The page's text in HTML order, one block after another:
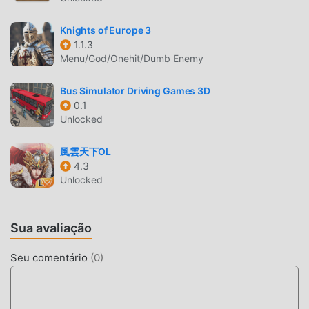
Sistema de Múltiplas Civilizações
diversas civilizações, cada uma oferecendo estilos
tecnológicas únicas.
MULTIPLAYER GLOBAL
Diplomacia de Alianças
para participar de cercos massivos e coordene o
compartilhamento de recursos com jogadores de todo
persistente e expansivo, repleto de campos neutros,
pontos de recursos e fortalezas inimigas para
conquista estratégica.
Knights of Europe 3
1.1.3
Menu/God/Onehit/Dumb Enemy
Bus Simulator Driving Games 3D
0.1
Unlocked
風雲天下OL
4.3
Unlocked
Sua avaliação
Seu comentário (0)